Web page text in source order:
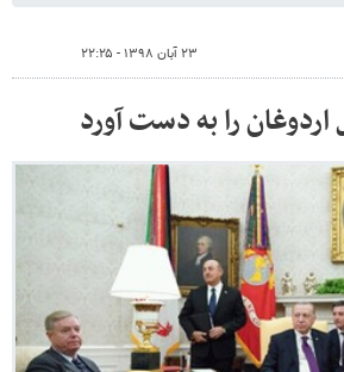
۲۳ آبان ۱۳۹۸ - ۲۲:۲۵
اردوغان را به دست آورد